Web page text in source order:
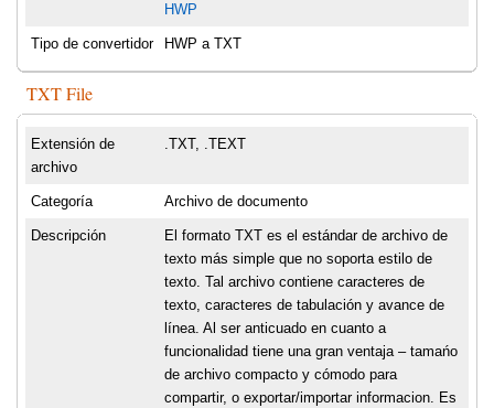
HWP
Tipo de convertidor HWP a TXT
TXT File
Extensión de
archivo
.TXT, .TEXT
Categoría Archivo de documento
Descripción
El formato TXT es el estándar de archivo de
texto más simple que no soporta estilo de
texto. Tal archivo contiene caracteres de
texto, caracteres de tabulación y avance de
línea. Al ser anticuado en cuanto a
funcionalidad tiene una gran ventaja – tamańo
de archivo compacto y cómodo para
compartir, o exportar/importar informacion. Es